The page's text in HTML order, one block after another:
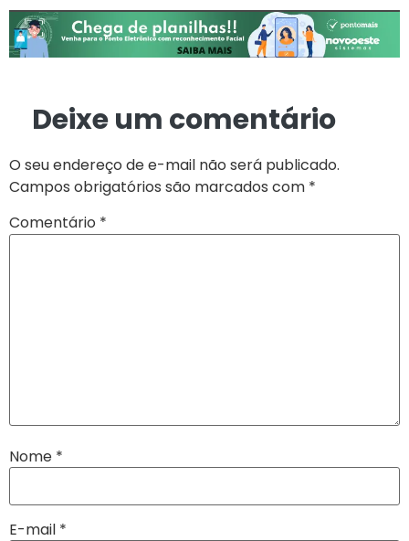
Deixe um comentário
O seu endereço de e-mail não será publicado.
Campos obrigatórios são marcados com *
Comentário *
Nome *
E-mail *